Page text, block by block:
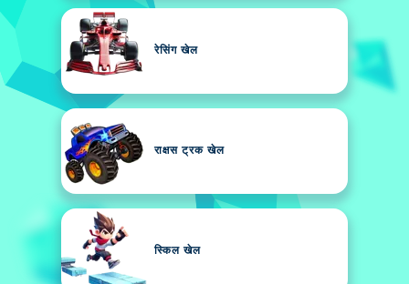
रेसिंग खेल
राक्षस ट्रक खेल
स्किल खेल